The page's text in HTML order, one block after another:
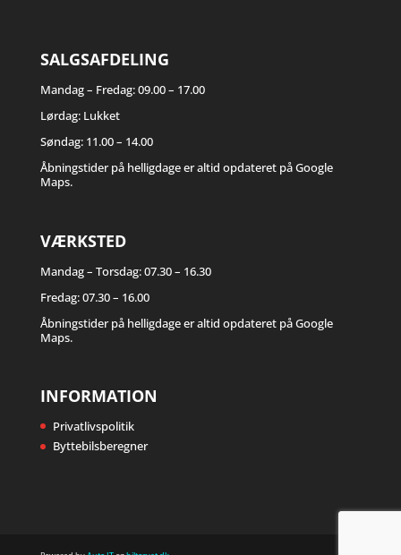
SALGSAFDELING
Mandag – Fredag: 09.00 – 17.00
Lørdag: Lukket
Søndag: 11.00 – 14.00
Åbningstider på helligdage er altid opdateret på Google
Maps.
VÆRKSTED
Mandag – Torsdag: 07.30 – 16.30
Fredag: 07.30 – 16.00
Åbningstider på helligdage er altid opdateret på Google
Maps.
INFORMATION
Privatlivspolitik
Byttebilsberegner